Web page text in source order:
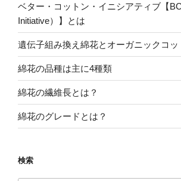
ベター・コットン・イニシアティブ【
Initiative）】とは
遺伝子組み換え綿花とオーガニックコッ
綿花の品種は主に4種類
綿花の繊維長とは？
綿花のグレードとは？
検索